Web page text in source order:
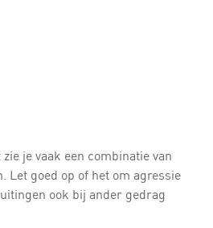
je vaak een combinatie van
Let goed op of het om agressie
ook bij ander gedrag